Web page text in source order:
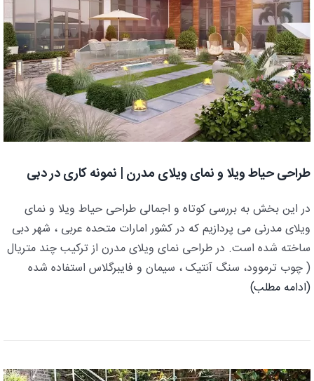
طراحی حیاط ویلا و نمای ویلای مدرن | نمونه کاری در دبی
در این بخش به بررسی کوتاه و اجمالی طراحی حیاط ویلا و نمای
ویلای مدرنی می پردازیم که در کشور امارات متحده عربی ، شهر دبی
ساخته شده است. در طراحی نمای ویلای مدرن از ترکیب چند متریال
( چوب ترموود، سنگ آنتیک ، سیمان و فایبرگلاس استفاده شده
(ادامه مطلب)